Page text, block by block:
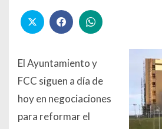
El Ayuntamiento y
FCC siguen a día de
hoy en negociaciones
para reformar el